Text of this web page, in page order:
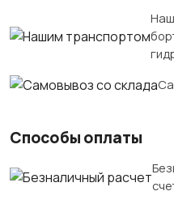
Способы оплаты